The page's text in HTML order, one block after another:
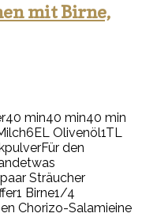
mit Birne,
40 min40 min40 min
6EL Olivenöl1TL
Für den
etwas
Sträucher
1 Birne1/4
Chorizo-Salamieine